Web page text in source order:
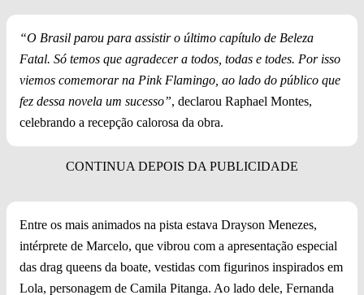
“O Brasil parou para assistir o último capítulo de Beleza
Fatal. Só temos que agradecer a todos, todas e todes. Por isso
viemos comemorar na Pink Flamingo, ao lado do público que
fez dessa novela um sucesso”, declarou Raphael Montes,
celebrando a recepção calorosa da obra.
Entre os mais animados na pista estava Drayson Menezes,
intérprete de Marcelo, que vibrou com a apresentação especial
das drag queens da boate, vestidas com figurinos inspirados em
Lola, personagem de Camila Pitanga. Ao lado dele, Fernanda